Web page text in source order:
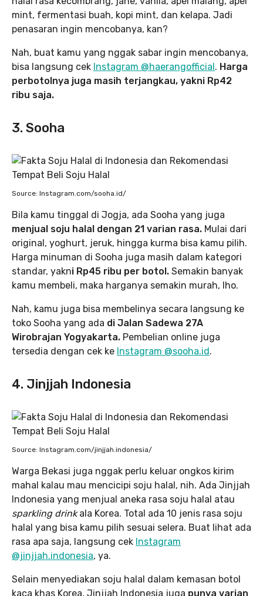
mint, fermentasi buah, kopi mint, dan kelapa. Jadi
penasaran ingin mencobanya, kan?
Nah, buat kamu yang nggak sabar ingin mencobanya,
bisa langsung cek Instagram @haerangofficial. Harga
perbotolnya juga masih terjangkau, yakni Rp42
ribu saja.
3. Sooha
Source: Instagram.com/sooha.id/
Bila kamu tinggal di Jogja, ada Sooha yang juga
menjual soju halal dengan 21 varian rasa. Mulai dari
original, yoghurt, jeruk, hingga kurma bisa kamu pilih.
Harga minuman di Sooha juga masih dalam kategori
standar, yakni Rp45 ribu per botol. Semakin banyak
kamu membeli, maka harganya semakin murah, lho.
Nah, kamu juga bisa membelinya secara langsung ke
toko Sooha yang ada di Jalan Sadewa 27A
Wirobrajan Yogyakarta. Pembelian online juga
tersedia dengan cek ke Instagram @sooha.id.
4. Jinjjah Indonesia
Source: Instagram.com/jinjjah.indonesia/
Warga Bekasi juga nggak perlu keluar ongkos kirim
mahal kalau mau mencicipi soju halal, nih. Ada Jinjjah
Indonesia yang menjual aneka rasa soju halal atau
sparkling drinkala Korea. Total ada 10 jenis rasa soju
halal yang bisa kamu pilih sesuai selera. Buat lihat ada
rasa apa saja, langsung cek Instagram
@jinjjah.indonesia, ya.
Selain menyediakan soju halal dalam kemasan botol
kaca khas Korea, Jinjjah Indonesia juga punya varian